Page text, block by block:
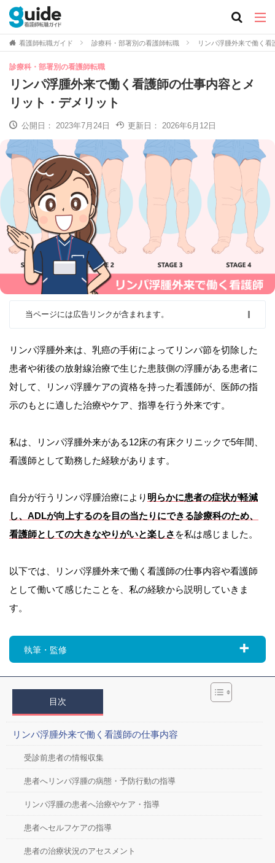
看護師転職ガイド 診療科・部署別の看護師転職 リンパ浮腫外来で働く
診療科・部署別の看護師転職
リンパ浮腫外来で働く看護師の仕事内容とメ
リット・デメリット
公開日： 2023年7月24日 更新日： 2026年6月12日
当ページには広告リンクが含まれます。
リンパ浮腫外来は、乳癌の手術によってリンパ節を切除した
患者や術後の放射線治療で生じた患肢側の浮腫がある患者に
対して、リンパ浮腫ケアの資格を持った看護師が、医師の指
示のもとに適した治療やケア、指導を行う外来です。
私は、リンパ浮腫外来がある12床の有床クリニックで5年間、
看護師として勤務した経験があります。
自分が行うリンパ浮腫治療により 明らかに患者の症状が軽減
し、ADLが向上するのを目の当たりにできる診療科のため、
看護師としての大きなやりがいと楽しさ を私は感じました。
以下では、リンパ浮腫外来で働く看護師の仕事内容や看護師
として働いて感じたことを、私の経験から説明していきま
す。
執筆・監修
目次
リンパ浮腫外来で働く看護師の仕事内容
受診前患者の情報収集
患者へリンパ浮腫の病態・予防行動の指導
リンパ浮腫の患者へ治療やケア・指導
患者へセルフケアの指導
患者の治療状況のアセスメント